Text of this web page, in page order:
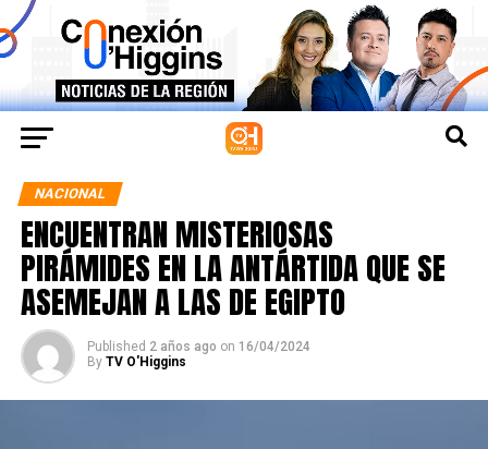
NACIONAL
ENCUENTRAN MISTERIOSAS
PIRÁMIDES EN LA ANTÁRTIDA QUE SE
ASEMEJAN A LAS DE EGIPTO
Published 2 años ago on 16/04/2024
By TV O'Higgins